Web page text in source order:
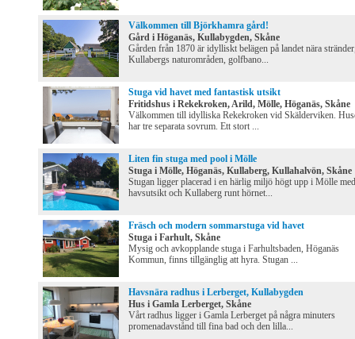
Välkommen till Björkhamra gård!
Gård i Höganäs, Kullabygden, Skåne
Gården från 1870 är idylliskt belägen på landet nära
Kullabergs naturområden, golfbano...
Stuga vid havet med fantastisk utsikt
Fritidshus i Rekekroken, Arild, Mölle, Höganäs, Skåne
Välkommen till idylliska Rekekroken vid Skälderviken.
har tre separata sovrum. Ett stort ...
Liten fin stuga med pool i Mölle
Stuga i Mölle, Höganäs, Kullaberg, Kullahalvön, Skåne
Stugan ligger placerad i en härlig miljö högt upp i Mölle med
havsutsikt och Kullaberg runt hörnet...
Fräsch och modern sommarstuga vid havet
Stuga i Farhult, Skåne
Mysig och avkopplande stuga i Farhultsbaden, Höganäs
Kommun, finns tillgänglig att hyra. Stugan ...
Havsnära radhus i Lerberget, Kullabygden
Hus i Gamla Lerberget, Skåne
Vårt radhus ligger i Gamla Lerberget på några minuters
promenadavstånd till fina bad och den lilla...